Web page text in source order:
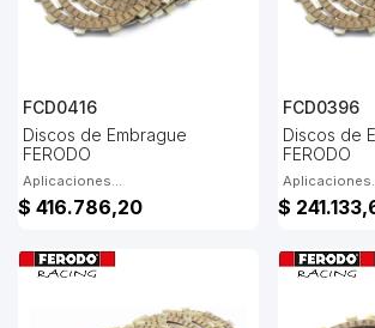
FCD0416
Discos de Embrague
FERODO
Aplicaciones...
$ 416.786,20
FCD0396
Discos de
FERODO
$